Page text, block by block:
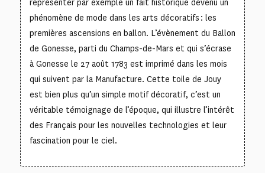
représenter par exemple un fait historique devenu un
phénomène de mode dans les arts décoratifs : les
premières ascensions en ballon. L’évènement du Ballon
de Gonesse, parti du Champs-de-Mars et qui s’écrase
à Gonesse le 27 août 1783 est imprimé dans les mois
qui suivent par la Manufacture. Cette toile de Jouy
est bien plus qu’un simple motif décoratif, c’est un
véritable témoignage de l’époque, qui illustre l’intérêt
des Français pour les nouvelles technologies et leur
fascination pour le ciel.